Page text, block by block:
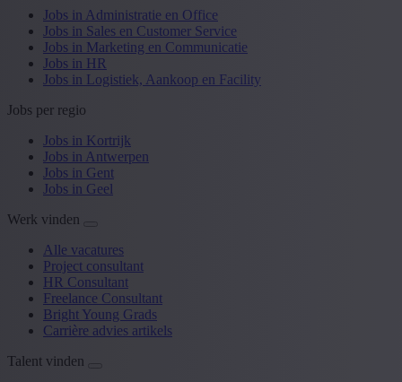
Jobs in Administratie en Office
Jobs in Sales en Customer Service
Jobs in Marketing en Communicatie
Jobs in HR
Jobs in Logistiek, Aankoop en Facility
Jobs per regio
Jobs in Kortrijk
Jobs in Antwerpen
Jobs in Gent
Jobs in Geel
Werk vinden
Alle vacatures
Project consultant
HR Consultant
Freelance Consultant
Bright Young Grads
Carrière advies artikels
Talent vinden